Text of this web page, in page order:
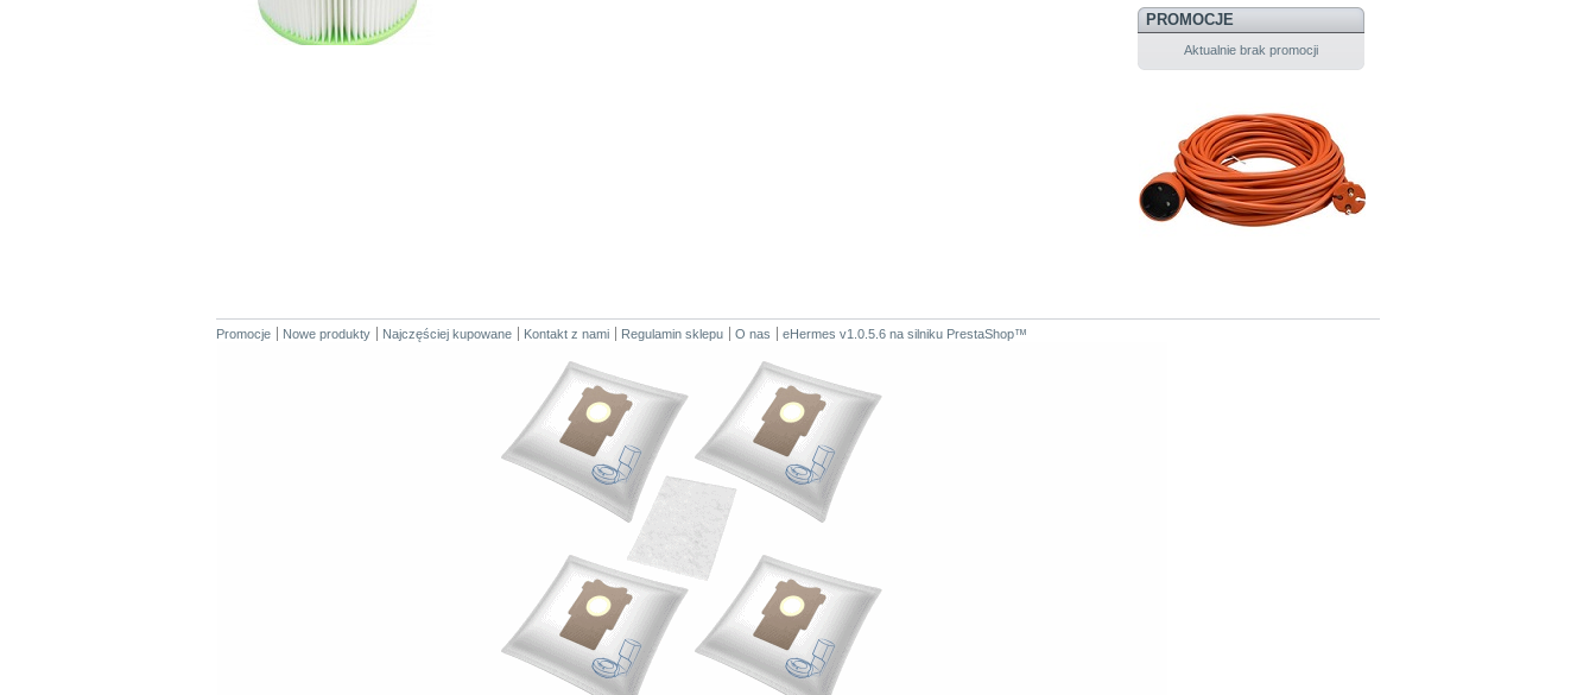
PROMOCJE
Aktualnie brak promocji
Promocje Nowe produkty Najczęściej kupowane Kontakt z nami Regulamin sklepu O nas eHermes v1.0.5.6 na silniku PrestaShop™